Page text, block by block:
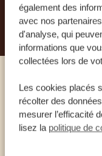
également des
avec nos
d'analyse, qui
informations que
collectées lors de
Les cookies placés
récolter des
mesurer l’efficacité
lisez la politique de
NOS